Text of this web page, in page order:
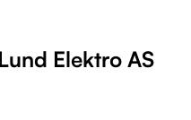
Elektro AS